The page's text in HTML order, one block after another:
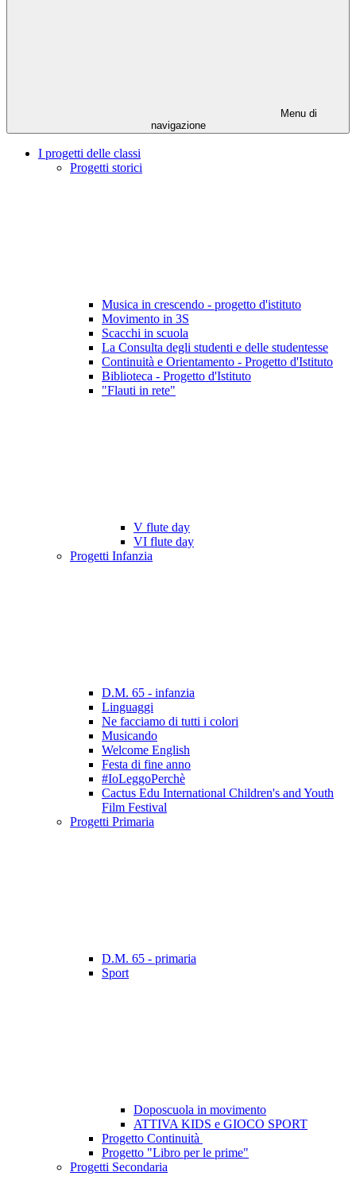
Menu di
navigazione
I progetti delle classi
Progetti storici
Musica in crescendo - progetto d'istituto
Movimento in 3S
Scacchi in scuola
La Consulta degli studenti e delle studentesse
Continuità e Orientamento - Progetto d'Istituto
Biblioteca - Progetto d'Istituto
"Flauti in rete"
V flute day
VI flute day
Progetti Infanzia
D.M. 65 - infanzia
Linguaggi
Ne facciamo di tutti i colori
Musicando
Welcome English
Festa di fine anno
#IoLeggoPerchè
Cactus Edu International Children's and Youth
Film Festival
Progetti Primaria
D.M. 65 - primaria
Sport
Doposcuola in movimento
ATTIVA KIDS e GIOCO SPORT
Progetto Continuità
Progetto "Libro per le prime"
Progetti Secondaria